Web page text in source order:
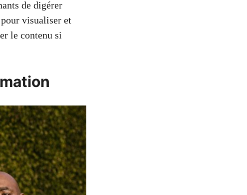
de digérer
visualiser et
le contenu si